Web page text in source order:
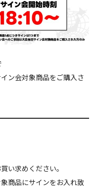
ン会対象商品をご購入さ
い求めください。
商品にサインをお入れ致